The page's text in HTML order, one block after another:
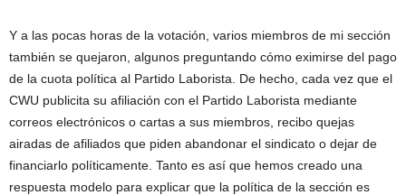
Y a las pocas horas de la votación, varios miembros de mi sección
también se quejaron, algunos preguntando cómo eximirse del pago
de la cuota política al Partido Laborista. De hecho, cada vez que el
CWU publicita su afiliación con el Partido Laborista mediante
correos electrónicos o cartas a sus miembros, recibo quejas
airadas de afiliados que piden abandonar el sindicato o dejar de
financiarlo políticamente. Tanto es así que hemos creado una
respuesta modelo para explicar que la política de la sección es